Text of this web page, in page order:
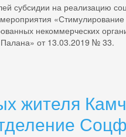
субсидии на реализацию
некоммерческих
Палана» от 13.03.2019 № 33.
жителя